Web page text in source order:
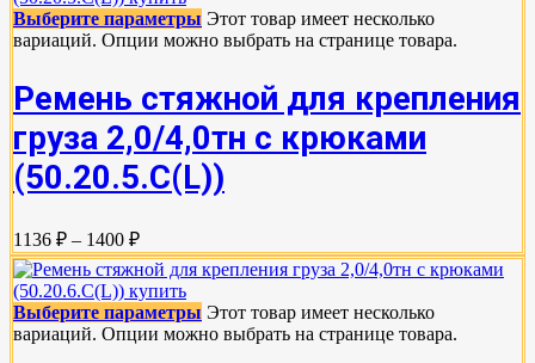
Выберите параметры Этот товар имеет несколько
вариаций. Опции можно выбрать на странице товара.
Ремень стяжной для крепления
груза 2,0/4,0тн с крюками
(50.20.5.C(L))
1136 ₽ – 1400 ₽
Выберите параметры Этот товар имеет несколько
вариаций. Опции можно выбрать на странице товара.